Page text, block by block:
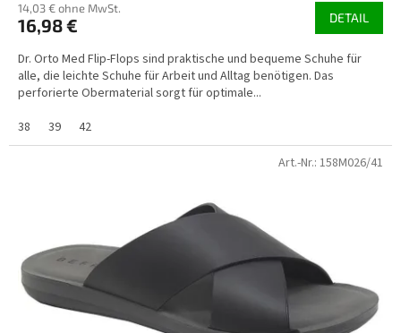
14,03 € ohne MwSt.
16,98 € DETAIL
Dr. Orto Med Flip-Flops sind praktische und bequeme Schuhe für
alle, die leichte Schuhe für Arbeit und Alltag benötigen. Das
perforierte Obermaterial sorgt für optimale...
38
39 42
Art.-Nr.: 158M026/41